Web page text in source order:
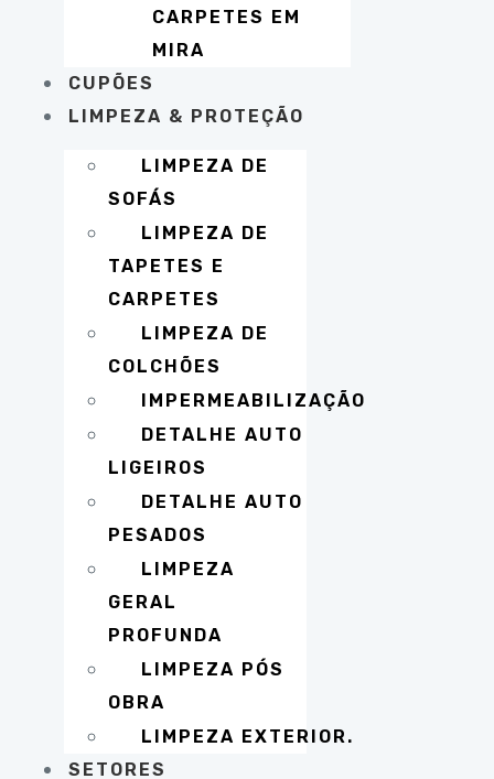
CARPETES EM
MIRA
CUPÕES
LIMPEZA & PROTEÇÃO
LIMPEZA DE
SOFÁS
LIMPEZA DE
TAPETES E
CARPETES
LIMPEZA DE
COLCHÕES
IMPERMEABILIZAÇÃO
DETALHE AUTO
LIGEIROS
DETALHE AUTO
PESADOS
LIMPEZA
GERAL
PROFUNDA
LIMPEZA PÓS
OBRA
LIMPEZA EXTERIOR.
SETORES